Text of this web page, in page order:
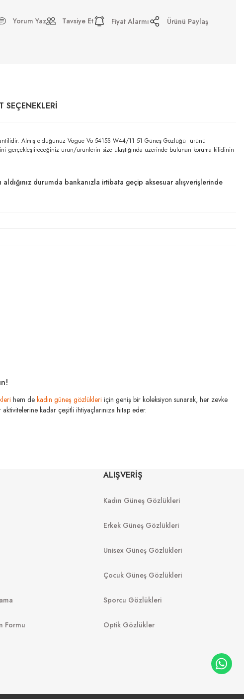
Yorum Yaz Tavsiye Et Fiyat Alarmı
Ürünü Paylaş
SEÇENEKLERI
Almış olduğunuz Vogue Vo 5415S W44/11 51 Güneş Gözlüğü ürünü
gerçekleştireceğiniz ürün/ürünlerin size ulaştığında üzerinde bulunan koruma kilidinin
durumda bankanızla irtibata geçip aksesuar alışverişlerinde
07ZS 1425S0 56
MU 03ZS 13Q40D 54
11.235 8.988
W65613 51
hem de kadın güneş gözlükleri için geniş bir koleksiyon sunarak, her zevke
kadar çeşitli ihtiyaçlarınıza hitap eder.
Formu
ALIŞVERİŞ
Kadın Güneş Gözlükleri
Erkek Güneş Gözlükleri
Unisex Güneş Gözlükleri
Çocuk Güneş Gözlükleri
Sporcu Gözlükleri
Optik Gözlükler